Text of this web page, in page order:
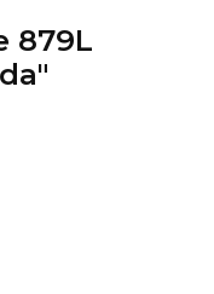
879L